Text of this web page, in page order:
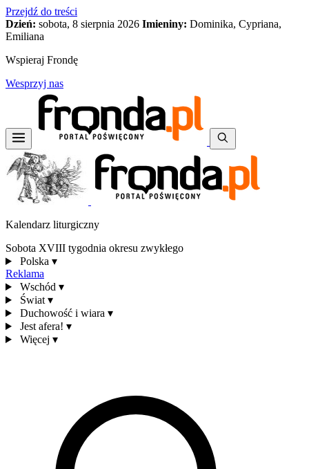
Przejdź do treści
Dzień: sobota, 8 sierpnia 2026 Imieniny: Dominika, Cypriana,
Emiliana
Wspieraj Frondę
Wesprzyj nas
Kalendarz liturgiczny
Sobota XVIII tygodnia okresu zwykłego
Polska ▾
Reklama
Wschód ▾
Świat ▾
Duchowość i wiara ▾
Jest afera! ▾
Więcej ▾